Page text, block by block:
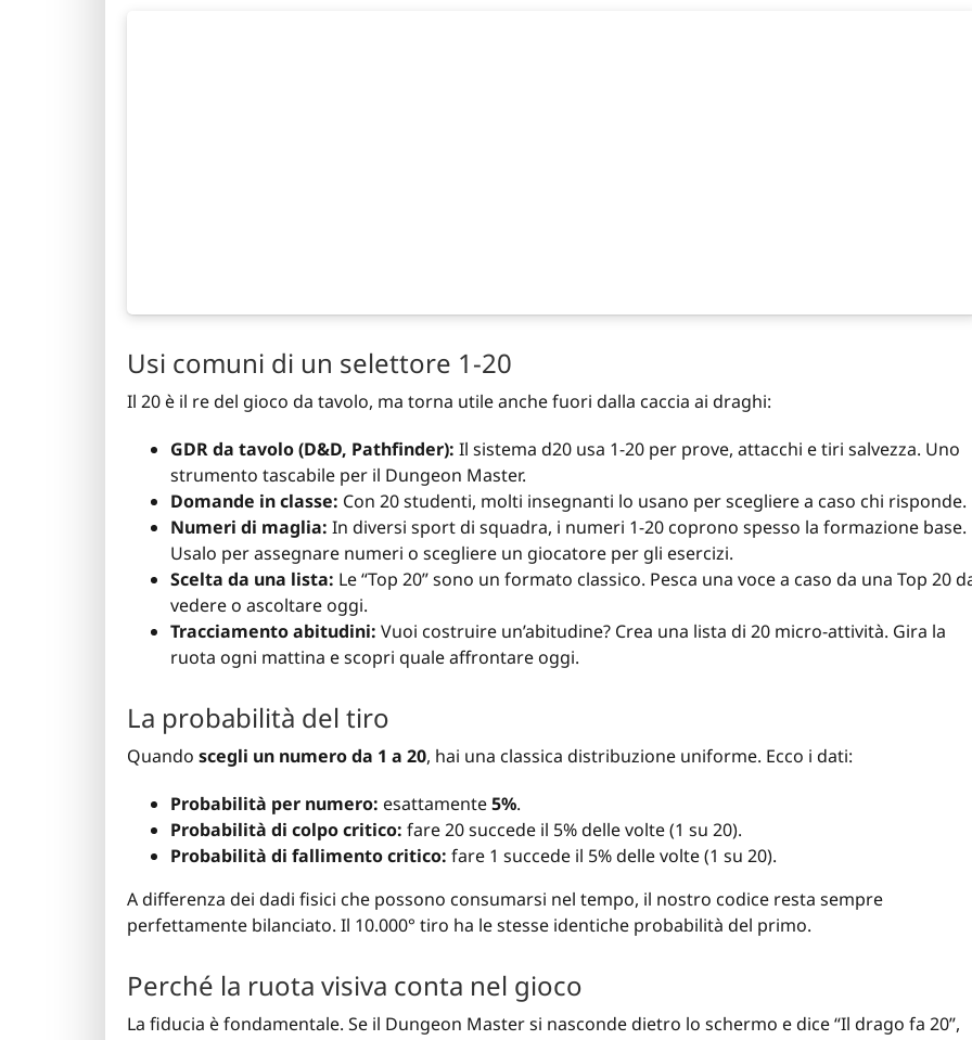
Usi comuni di un selettore 1-20
Il 20 è il re del gioco da tavolo, ma torna utile anche fuori dalla caccia ai draghi:
GDR da tavolo (D&D, Pathfinder): Il sistema d20 usa 1-20 per prove, attacchi e tiri salvezza. Uno
strumento tascabile per il Dungeon Master.
Domande in classe: Con 20 studenti, molti insegnanti lo usano per scegliere a caso chi risponde.
Numeri di maglia: In diversi sport di squadra, i numeri 1-20 coprono spesso la formazione base.
Usalo per assegnare numeri o scegliere un giocatore per gli esercizi.
Scelta da una lista: Le “Top 20” sono un formato classico. Pesca una voce a caso da una Top 20
vedere o ascoltare oggi.
Tracciamento abitudini: Vuoi costruire un’abitudine? Crea una lista di 20 micro-attività. Gira la
ruota ogni mattina e scopri quale affrontare oggi.
La probabilità del tiro
Quando scegli un numero da 1 a 20, hai una classica distribuzione uniforme. Ecco i dati:
Probabilità per numero: esattamente5%.
Probabilità di colpo critico: fare 20 succede il 5% delle volte (1 su 20).
Probabilità di fallimento critico: fare 1 succede il 5% delle volte (1 su 20).
A differenza dei dadi fisici che possono consumarsi nel tempo, il nostro codice resta sempre
perfettamente bilanciato. Il 10.000° tiro ha le stesse identiche probabilità del primo.
Perché la ruota visiva conta nel gioco
La fiducia è fondamentale. Se il Dungeon Master si nasconde dietro lo schermo e dice “Il drago fa 20”,